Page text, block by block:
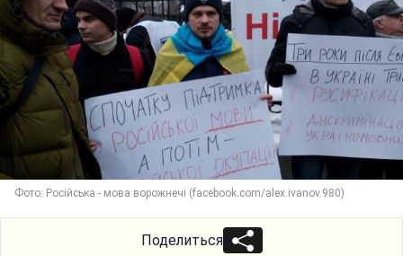
Фото: Російська - мова ворожнечі (facebook.com/alex.ivanov.980)
Поделиться